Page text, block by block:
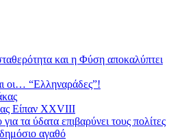
και η Φύση αποκαλύπτει
οι… “Ελληναράδες”!
Είπαν XXVIII
τα ύδατα επιβαρύνει τους πολίτες
αγαθό